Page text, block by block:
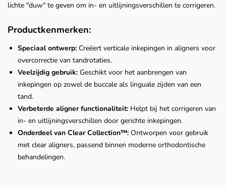
lichte "duw" te geven om in- en uitlijningsverschillen te corrigeren.
Productkenmerken:
Speciaal ontwerp: Creëert verticale inkepingen in aligners voor
overcorrectie van tandrotaties.
Veelzijdig gebruik: Geschikt voor het aanbrengen van
inkepingen op zowel de buccale als linguale zijden van een
tand.
Verbeterde aligner functionaliteit: Helpt bij het corrigeren van
in- en uitlijningsverschillen door gerichte inkepingen.
Onderdeel van Clear Collection™: Ontworpen voor gebruik
met clear aligners, passend binnen moderne orthodontische
behandelingen.